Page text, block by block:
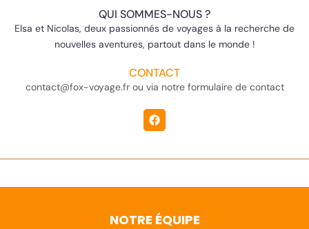
QUI SOMMES-NOUS ?
Elsa et Nicolas, deux passionnés de voyages à la recherche de
nouvelles aventures, partout dans le monde !
CONTACT
contact@fox-voyage.fr ou via notre formulaire de contact
NOTRE ÉQUIPE